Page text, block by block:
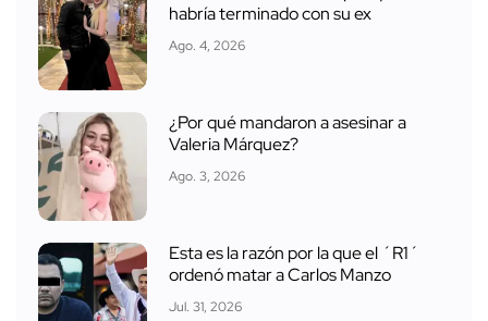
habría terminado con su ex
Ago. 4, 2026
¿Por qué mandaron a asesinar a
Valeria Márquez?
Ago. 3, 2026
Esta es la razón por la que el ´R1´
ordenó matar a Carlos Manzo
Jul. 31, 2026